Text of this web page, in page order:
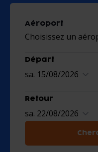
Aéroport
Choisissez un
Départ
sa. 15/08/2026
Retour
sa. 22/08/2026